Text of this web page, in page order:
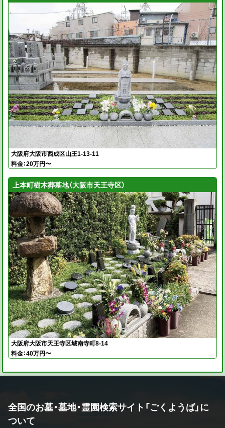
大阪府大阪市西成区山王1-13-11
料金：20万円〜
上本町樹木葬墓地（大阪市天王寺区）
大阪府大阪市天王寺区城南寺町8-14
料金：40万円〜
全国のお墓・墓地・霊園検索サイト「ごくようば」に
ついて